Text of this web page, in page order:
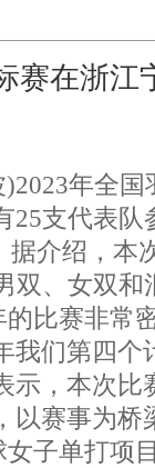
赛在浙江
年全国
25支代表队
介绍，本
双、女双和
比赛非常
我们第四个
示，本次比
以赛事为桥
单打项